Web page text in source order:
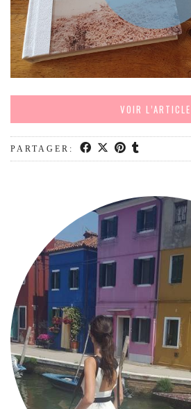
OCÉANIE
AUSTRALIE
ARTICLES PRATIQUES
YOGA
MON PROGRAMME DE YOGA EN LIGNE
MODE
BEAUTÉ
LIFESTYLE
ME CONTACTER
A PROPOS
PARUTIONS ET PARTENARIATS
VOIR L’ARTICLE
PARTAGER: